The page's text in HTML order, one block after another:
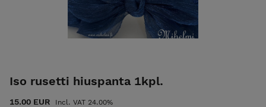
Iso rusetti hiuspanta 1kpl.
15.00 EUR Incl. VAT 24.00%